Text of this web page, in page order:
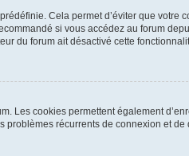
Cela permet d’éviter que votre
si vous accédez au forum
du forum ait désactivé cette
Les cookies permettent également
récurrents de connexion et de